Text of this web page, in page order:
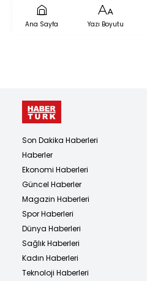
Ana Sayfa Yazı Boyutu
Son Dakika Haberleri
Haberler
Ekonomi Haberleri
Güncel Haberler
Magazin Haberleri
Spor Haberleri
Dünya Haberleri
Sağlık Haberleri
Kadın Haberleri
Teknoloji Haberleri